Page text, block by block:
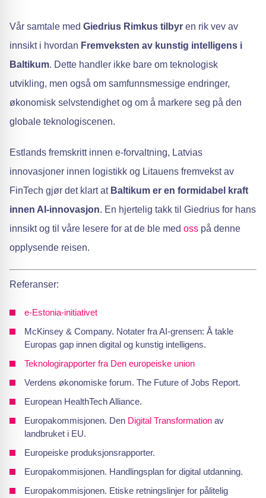
Vår samtale med Giedrius Rimkus tilbyr en rik vev av
innsikt i hvordan Fremveksten av kunstig intelligens i
Baltikum. Dette handler ikke bare om teknologisk
utvikling, men også om samfunnsmessige endringer,
økonomisk selvstendighet og om å markere seg på den
globale teknologiscenen.
Estlands fremskritt innen e-forvaltning, Latvias
innovasjoner innen logistikk og Litauens fremvekst av
FinTech gjør det klart at Baltikum er en formidabel kraft
innen AI-innovasjon. En hjertelig takk til Giedrius for hans
innsikt og til våre lesere for at de ble med oss på denne
opplysende reisen.
Referanser:
e-Estonia-initiativet
McKinsey & Company. Notater fra AI-grensen: Å takle
Europas gap innen digital og kunstig intelligens.
Teknologirapporter fra Den europeiske union
Verdens økonomiske forum. The Future of Jobs Report.
European HealthTech Alliance.
Europakommisjonen. Den Digital Transformation av
landbruket i EU.
Europeiske produksjonsrapporter.
Europakommisjonen. Handlingsplan for digital utdanning.
Europakommisjonen. Etiske retningslinjer for pålitelig